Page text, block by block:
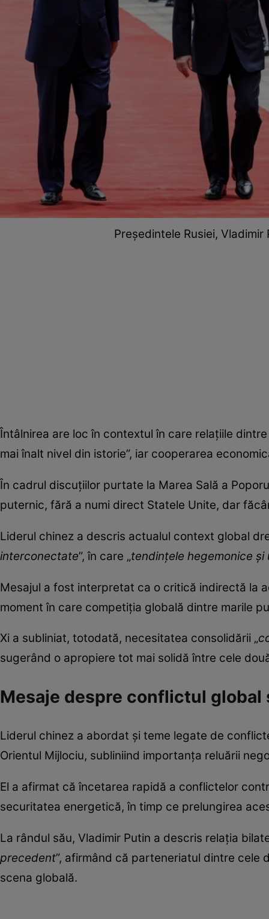
Președintele Rusiei,
Întâlnirea are loc în contextul în care relațiile
mai înalt nivel din istorie”, iar cooperarea
În cadrul discuțiilor purtate la Marea Sală a
puternic, fără a numi direct Statele Unite, dar
Liderul chinez a descris actualul context global
interconectate”, în care „tendințele hegemonice
Mesajul a fost interpretat ca o critică indirectă la
moment în care competiția globală dintre marile
Xi a subliniat, totodată, necesitatea consolidării „
sugerând o apropiere tot mai solidă între cele
Mesaje despre conflictul
Liderul chinez a abordat și teme legate de
Orientul Mijlociu, subliniind importanța reluării
El a afirmat că încetarea rapidă a conflictelor
securitatea energetică, în timp ce prelungirea
La rândul său, Vladimir Putin a descris relația
precedent”, afirmând că parteneriatul dintre
scena globală.